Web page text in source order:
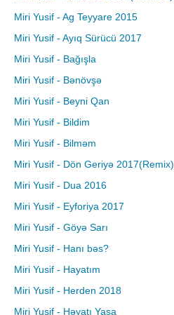
Miri Yusif - Ag Teyyare 2015
Miri Yusif - Ayıq Sürücü 2017
Miri Yusif - Bağışla
Miri Yusif - Bənövşə
Miri Yusif - Beyni Qan
Miri Yusif - Bildim
Miri Yusif - Bilməm
Miri Yusif - Dön Geriyə 2017(Remix)
Miri Yusif - Dua 2016
Miri Yusif - Eyforiya 2017
Miri Yusif - Göyə Sarı
Miri Yusif - Hanı bəs?
Miri Yusif - Hayatım
Miri Yusif - Herden 2018
Miri Yusif - Həyatı Yaşa